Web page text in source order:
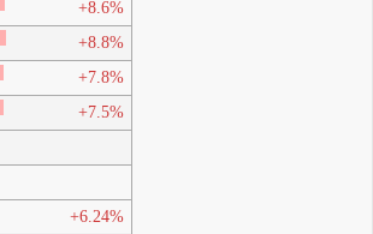
+8.6%
+8.8%
+7.8%
+7.5%
+6.24%